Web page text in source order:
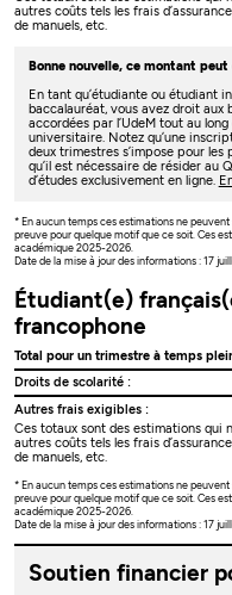
autres coûts tels les frais
de manuels, etc.
Bonne nouvelle, ce montant
En tant qu’étudiante ou étudiant
baccalauréat, vous avez droit aux
accordées par l’UdeM tout au
universitaire. Notez qu’une
deux trimestres s’impose pour les
qu’il est nécessaire de résider au
d’études exclusivement en ligne.
* En aucun temps ces estimations ne
preuve pour quelque motif que ce soit. Ces
académique 2025-2026.
Date de la mise à jour des informations : 17
Étudiant(e)
francophone
Total pour un trimestre à temps
Droits de scolarité :
Autres frais exigibles :
Ces totaux sont des estimations qui
autres coûts tels les frais
de manuels, etc.
* En aucun temps ces estimations ne
preuve pour quelque motif que ce soit. Ces
académique 2025-2026.
Date de la mise à jour des informations : 17
Soutien financier